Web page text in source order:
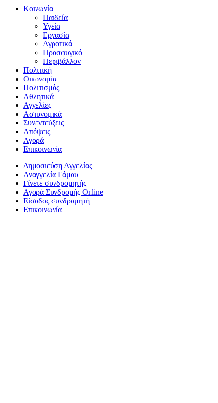
Κοινωνία
Παιδεία
Υγεία
Εργασία
Αγροτικά
Προσφυγικό
Περιβάλλον
Πολιτική
Οικονομία
Πολιτισμός
Αθλητικά
Αγγελίες
Αστυνομικά
Συνεντεύξεις
Απόψεις
Αγορά
Επικοινωνία
Δημοσιεύση Αγγελίας
Αναγγελία Γάμου
Γίνετε συνδρομητής
Αγορά Συνδρομής Online
Είσοδος συνδρομητή
Επικοινωνία